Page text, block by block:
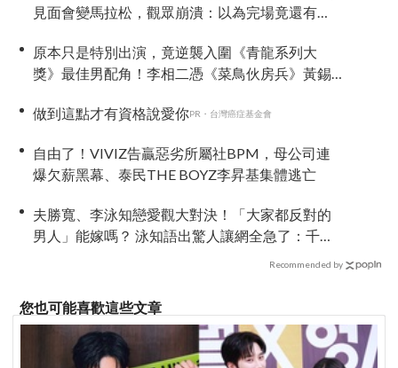
見面會變馬拉松，觀眾崩潰：以為完場竟還有
原本只是特別出演，竟逆襲入圍《青龍系列大
獎》最佳男配角！李相二憑《菜鳥伙房兵》黃錫
做到這點才有資格說愛你PR・台灣癌症基金會
自由了！VIVIZ告贏惡劣所屬社BPM，母公司連
爆欠薪黑幕、泰民THE BOYZ李昇基集體逃亡
夫勝寬、李泳知戀愛觀大對決！「大家都反對的
男人」能嫁嗎？ 泳知語出驚人讓網全急了：千萬
Recommended by
您也可能喜歡這些文章